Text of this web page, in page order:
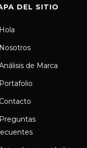
DEL SITIO
Hola
Nosotros
de Marca
Portafolio
Contacto
Preguntas